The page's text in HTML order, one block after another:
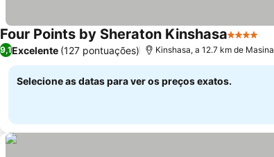
Four Points by Sheraton Kinshasa4 Estrelas
9,1Excelente (127 pontuações) Kinshasa, a 12.7 km de Masina
Selecione as datas para ver os preços exatos.